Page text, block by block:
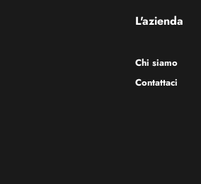
L'azienda
Chi siamo
Contattaci